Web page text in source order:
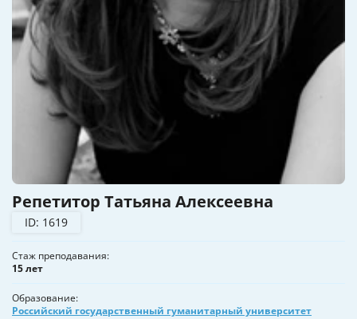
Репетитор Татьяна Алексеевна
ID: 1619
Стаж преподавания
15 лет
Образование
Российский государственный гуманитарный университет